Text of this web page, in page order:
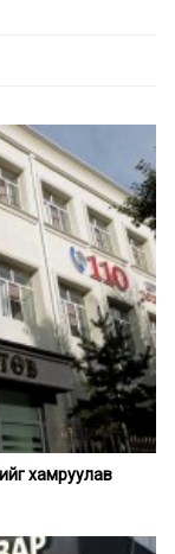
хамруулав